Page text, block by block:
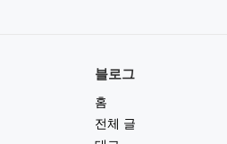
블로그
홈
전체 글